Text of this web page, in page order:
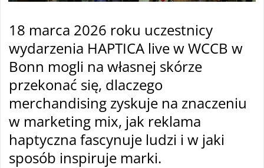
18 marca 2026 roku uczestnicy
wydarzenia HAPTICA live w WCCB w
Bonn mogli na własnej skórze
przekonać się, dlaczego
merchandising zyskuje na znaczeniu
w marketing mix, jak reklama
haptyczna fascynuje ludzi i w jaki
sposób inspiruje marki.